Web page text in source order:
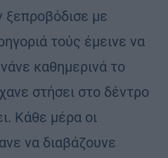
ξεπροβόδισε με
τούς έμεινε να
καθημερινά το
στήσει στο δέντρο
Κάθε μέρα οι
να διαβάζουνε